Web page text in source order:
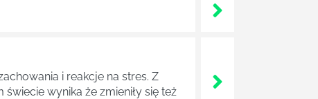
i reakcje na stres. Z
wynika że zmieniły się też